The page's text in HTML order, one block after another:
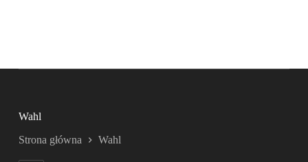
Wahl
Strona główna Wahl